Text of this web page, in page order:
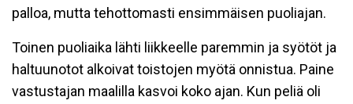
palloa, mutta tehottomasti ensimmäisen puoliajan.
Toinen puoliaika lähti liikkeelle paremmin ja syötöt ja
haltuunotot alkoivat toistojen myötä onnistua. Paine
vastustajan maalilla kasvoi koko ajan. Kun peliä oli